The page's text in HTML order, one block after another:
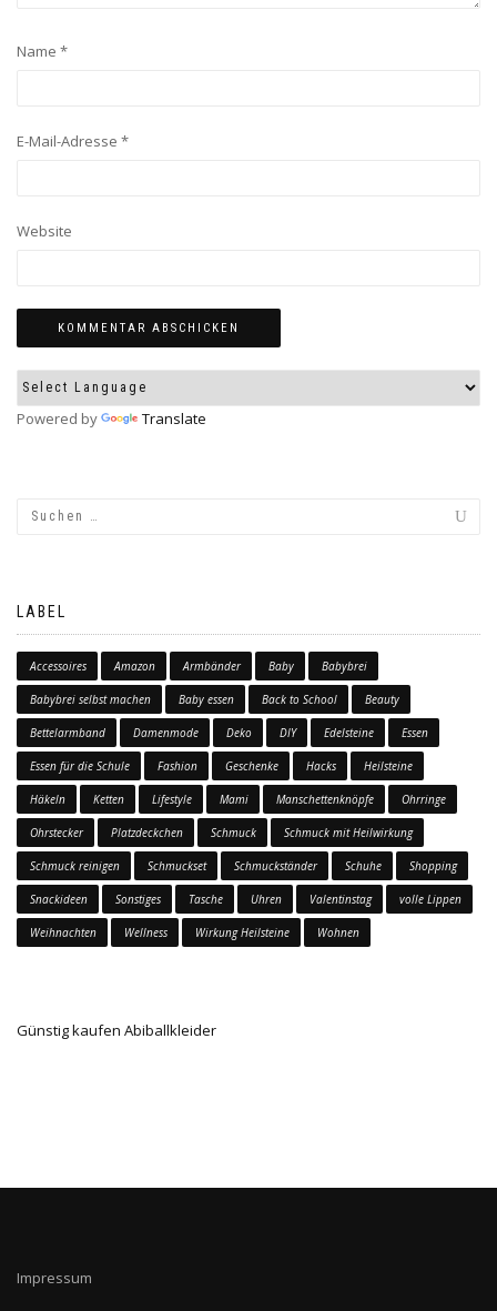
Name *
E-Mail-Adresse *
Website
Powered by Translate
LABEL
Accessoires Amazon Armbänder Baby Babybrei
Babybrei selbst machen Baby essen Back to School Beauty
Bettelarmband Damenmode Deko DIY Edelsteine Essen
Essen für die Schule Fashion Geschenke Hacks Heilsteine
Häkeln Ketten Lifestyle Mami Manschettenknöpfe Ohrringe
Ohrstecker Platzdeckchen Schmuck Schmuck mit Heilwirkung
Schmuck reinigen Schmuckset Schmuckständer Schuhe Shopping
Snackideen Sonstiges Tasche Uhren Valentinstag volle Lippen
Weihnachten Wellness Wirkung Heilsteine Wohnen
Günstig kaufen Abiballkleider
Impressum